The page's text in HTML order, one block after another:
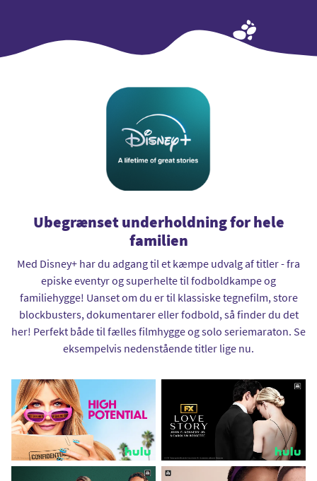
Ubegrænset underholdning for hele
familien
Med Disney+ har du adgang til et kæmpe udvalg af titler - fra
episke eventyr og superhelte til fodboldkampe og
familiehygge! Uanset om du er til klassiske tegnefilm, store
blockbusters, dokumentarer eller fodbold, så finder du det
her! Perfekt både til fælles filmhygge og solo seriemaraton. Se
eksempelvis nedenstående titler lige nu.